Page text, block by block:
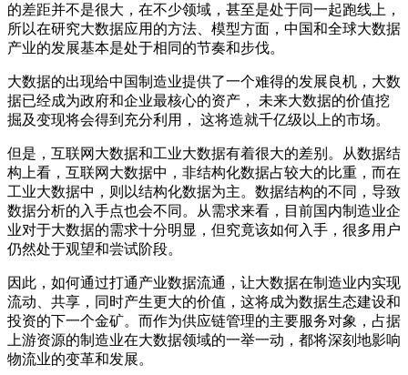
的差距并不是很大，在不少领域，甚至是处于同一起跑线上，
所以在研究大数据应用的方法、模型方面，中国和全球大数据
产业的发展基本是处于相同的节奏和步伐。
大数据的出现给中国制造业提供了一个难得的发展良机，大数
据已经成为政府和企业最核心的资产， 未来大数据的价值挖
掘及变现将会得到充分利用， 这将造就千亿级以上的市场。
但是，互联网大数据和工业大数据有着很大的差别。从数据结
构上看，互联网大数据中，非结构化数据占较大的比重，而在
工业大数据中，则以结构化数据为主。数据结构的不同，导致
数据分析的入手点也会不同。从需求来看，目前国内制造业企
业对于大数据的需求十分明显，但究竟该如何入手，很多用户
仍然处于观望和尝试阶段。
因此，如何通过打通产业数据流通，让大数据在制造业内实现
流动、共享，同时产生更大的价值，这将成为数据生态建设和
投资的下一个金矿。而作为供应链管理的主要服务对象，占据
上游资源的制造业在大数据领域的一举一动，都将深刻地影响
物流业的变革和发展。